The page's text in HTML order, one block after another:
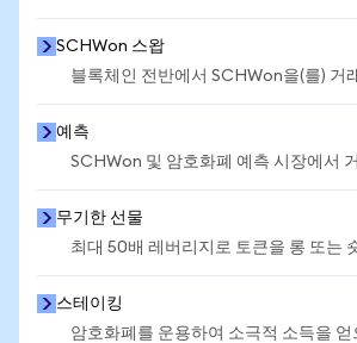
SCHWon 스왑
블록체인 전반에서 SCHWon을(를) 거
예측
SCHWon 및 암호화폐 예측 시장에서
무기한 선물
최대 50배 레버리지로 토큰을 롱 또는
스테이킹
암호화폐를 운용하여 소극적 소득을 얻